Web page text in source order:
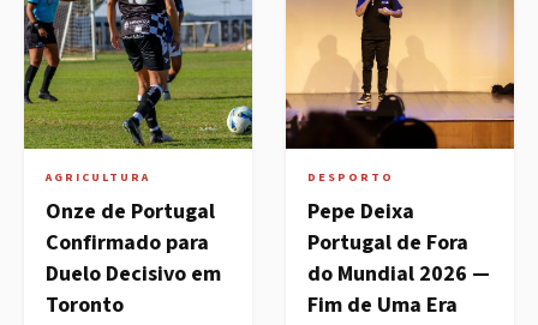
AGRICULTURA
Onze de Portugal
Confirmado para
Duelo Decisivo em
Toronto
DESPORTO
Pepe Deixa
Portugal de Fora
do Mundial 2026 —
Fim de Uma Era